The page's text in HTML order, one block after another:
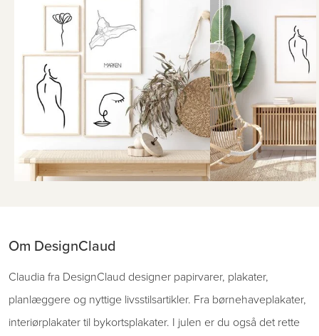
Om DesignClaud
Claudia fra DesignClaud designer papirvarer, plakater,
planlæggere og nyttige livsstilsartikler. Fra børnehaveplakater,
interiørplakater til bykortsplakater. I julen er du også det rette